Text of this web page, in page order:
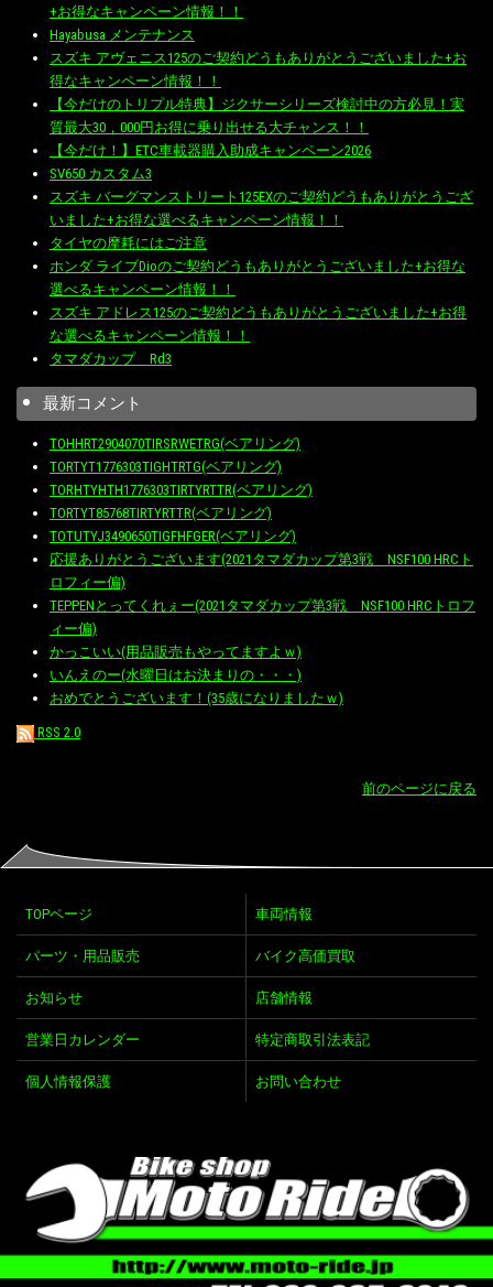
+お得なキャンペーン情報！！
Hayabusa メンテナンス
スズキ アヴェニス125のご契約どうもありがとうございました+お
得なキャンペーン情報！！
【今だけのトリプル特典】ジクサーシリーズ検討中の方必見！実
質最大30，000円お得に乗り出せる大チャンス！！
【今だけ！】ETC車載器購入助成キャンペーン2026
SV650 カスタム3
スズキ バーグマンストリート125EXのご契約どうもありがとうござ
いました+お得な選べるキャンペーン情報！！
タイヤの摩耗にはご注意
ホンダ ライブDioのご契約どうもありがとうございました+お得な
選べるキャンペーン情報！！
スズキ アドレス125のご契約どうもありがとうございました+お得
な選べるキャンペーン情報！！
タマダカップ Rd3
最新コメント
TOHHRT2904070TIRSRWETRG(ベアリング)
TORTYT1776303TIGHTRTG(ベアリング)
TORHTYHTH1776303TIRTYRTTR(ベアリング)
TORTYT85768TIRTYRTTR(ベアリング)
TOTUTYJ3490650TIGFHFGER(ベアリング)
応援ありがとうございます(2021タマダカップ第3戦 NSF100 HRCト
ロフィー偏)
TEPPENとってくれぇー(2021タマダカップ第3戦 NSF100 HRCトロフ
ィー偏)
かっこいい(用品販売もやってますよｗ)
いんえのー(水曜日はお決まりの・・・)
おめでとうございます！(35歳になりましたｗ)
RSS 2.0
前のページに戻る
TOPページ 車両情報
パーツ・用品販売 バイク高価買取
お知らせ 店舗情報
営業日カレンダー 特定商取引法表記
個人情報保護 お問い合わせ